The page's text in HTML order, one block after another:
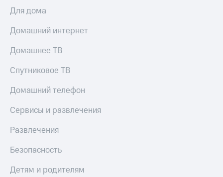
Для дома
Домашний интернет
Домашнее ТВ
Спутниковое ТВ
Домашний телефон
Сервисы и развлечения
Развлечения
Безопасность
Детям и родителям